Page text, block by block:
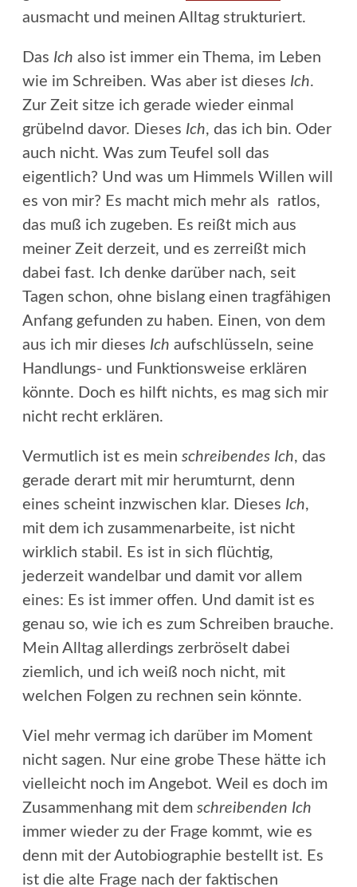
ausmacht und meinen Alltag strukturiert.
Das Ich also ist immer ein Thema, im Leben
wie im Schreiben. Was aber ist dieses Ich.
Zur Zeit sitze ich gerade wieder einmal
grübelnd davor. Dieses Ich, das ich bin. Oder
auch nicht. Was zum Teufel soll das
eigentlich? Und was um Himmels Willen will
es von mir? Es macht mich mehr als ratlos,
das muß ich zugeben. Es reißt mich aus
meiner Zeit derzeit, und es zerreißt mich
dabei fast. Ich denke darüber nach, seit
Tagen schon, ohne bislang einen tragfähigen
Anfang gefunden zu haben. Einen, von dem
aus ich mir dieses Ich aufschlüsseln, seine
Handlungs- und Funktionsweise erklären
könnte. Doch es hilft nichts, es mag sich mir
nicht recht erklären.
Vermutlich ist es mein schreibendes Ich, das
gerade derart mit mir herumturnt, denn
eines scheint inzwischen klar. Dieses Ich,
mit dem ich zusammenarbeite, ist nicht
wirklich stabil. Es ist in sich flüchtig,
jederzeit wandelbar und damit vor allem
eines: Es ist immer offen. Und damit ist es
genau so, wie ich es zum Schreiben brauche.
Mein Alltag allerdings zerbröselt dabei
ziemlich, und ich weiß noch nicht, mit
welchen Folgen zu rechnen sein könnte.
Viel mehr vermag ich darüber im Moment
nicht sagen. Nur eine grobe These hätte ich
vielleicht noch im Angebot. Weil es doch im
Zusammenhang mit dem schreibenden Ich
immer wieder zu der Frage kommt, wie es
denn mit der Autobiographie bestellt ist. Es
ist die alte Frage nach der faktischen